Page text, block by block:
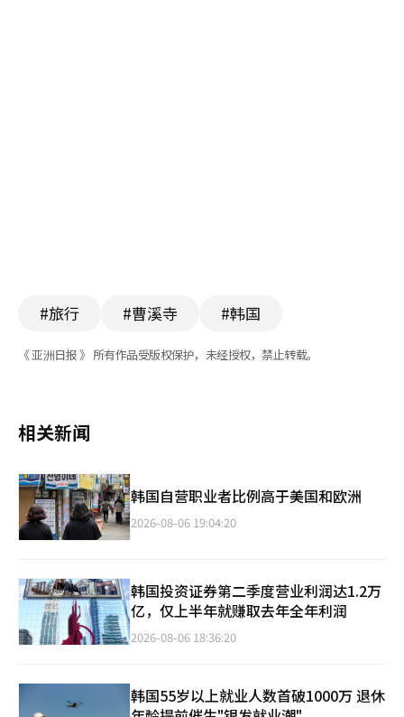
#旅行 #曹溪寺 #韩国
《 亚洲日报 》 所有作品受版权保护，未经授权，禁止转载。
相关新闻
韩国自营职业者比例高于美国和欧洲
2026-08-06 19:04:20
韩国投资证券第二季度营业利润达1.2万
亿，仅上半年就赚取去年全年利润
2026-08-06 18:36:20
韩国55岁以上就业人数首破1000万 退休